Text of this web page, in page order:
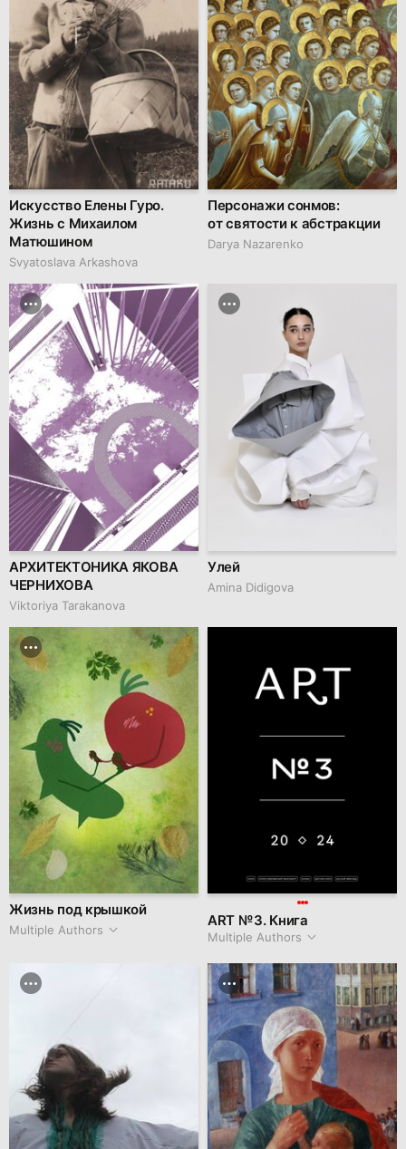
Искусство Елены Гуро.
Жизнь с Михаилом
Матюшином
Svyatoslava Arkashova
Персонажи сонмов:
от святости к абстракции
Darya Nazarenko
АРХИТЕКТОНИКА ЯКОВА
ЧЕРНИХОВА
Viktoriya Tarakanova
Улей
Amina Didigova
Жизнь под крышкой
Multiple Authors
ART № 3. Книга
Multiple Authors